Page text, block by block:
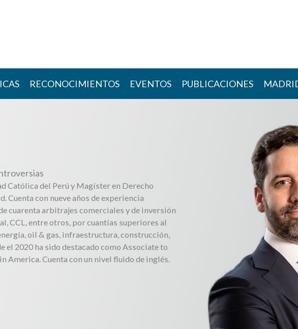
RECONOCIMIENTOS EVENTOS PUBLICACIONES
Católica del Perú y Magíster en Derecho
Cuenta con nueve años de experiencia
cuarenta arbitrajes comerciales y de inversión
CCL, entre otros, por cuantías superiores al
oil & gas, infraestructura, construcción,
el 2020 ha sido destacado como Associate to
America. Cuenta con un nivel fluido de inglés.